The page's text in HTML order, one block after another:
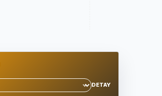
DETAY